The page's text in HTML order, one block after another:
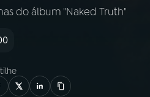
VIVOdo álbum "Naked Truth"